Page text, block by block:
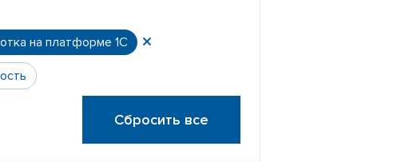
на платформе 1С
Сбросить все